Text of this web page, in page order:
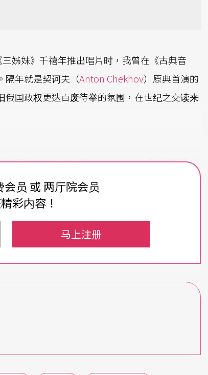
姊妹》千禧年推出唱片时，我曾在《古典音
隔年就是契诃夫（Anton Chekhov）原典首演的
国政权更迭百废待举的氛围，在世纪之交读来
石破天惊。其一是他安排三姊妹都由假声男高
Farinelli）苦闷压抑自我放逐的电影《绝代艳
乎是巴洛克声乐唱片的天量，引领乐坛一阵假
跨足到卡门、黛利拉，比才与圣桑的次女高音
福斯一马当先。除了三姊妹，她们的大嫂也是
一色没有女演员参与的《三姊妹》。
式的解构后，同一件事情在不同幕，会因为人物
歌剧先因反串而有「异化」感觉，再由分幕叙
这出戏一定要先做好「契诃夫功课」，了解故
水。于特福斯是史托克豪森（Karlheinz Stock
会员 或 两厅院会员
彩内容！
马上注册